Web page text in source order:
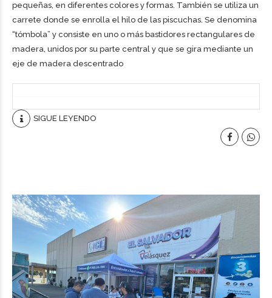
pequeñas, en diferentes colores y formas. También se utiliza un
carrete donde se enrolla el hilo de las piscuchas. Se denomina
“tómbola” y consiste en uno o más bastidores rectangulares de
madera, unidos por su parte central y que se gira mediante un
eje de madera descentrado
SIGUE LEYENDO